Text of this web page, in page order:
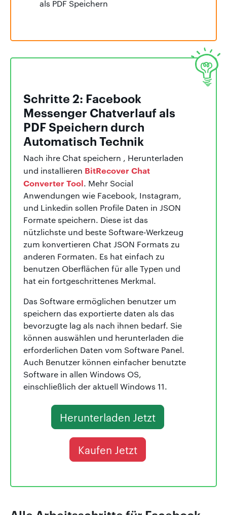
Schritte 2: Facebook
Messenger Chatverlauf als
PDF Speichern durch
Automatisch Technik
Nach ihre Chat speichern , Herunterladen
und installieren BitRecover Chat
Converter Tool. Mehr Social
Anwendungen wie Facebook, Instagram,
und Linkedin sollen Profile Daten in JSON
Formate speichern. Diese ist das
nützlichste und beste Software-Werkzeug
zum konvertieren Chat JSON Formats zu
anderen Formaten. Es hat einfach zu
benutzen Oberflächen für alle Typen und
hat ein fortgeschrittenes Merkmal.
Das Software ermöglichen benutzer um
speichern das exportierte daten als das
bevorzugte lag als nach ihnen bedarf. Sie
können auswählen und herunterladen die
erforderlichen Daten vom Software Panel.
Auch Benutzer können einfacher benutzte
Software in allen Windows OS,
einschließlich der aktuell Windows 11.
Herunterladen Jetzt
Kaufen Jetzt